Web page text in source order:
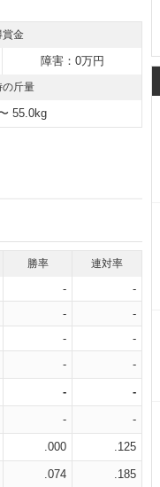
賞金
障害：0万円
の斤量
55.0kg
勝率 連対率
-
-
-
-
-
-
- -
- -
- -
.000 .125
.074 .185